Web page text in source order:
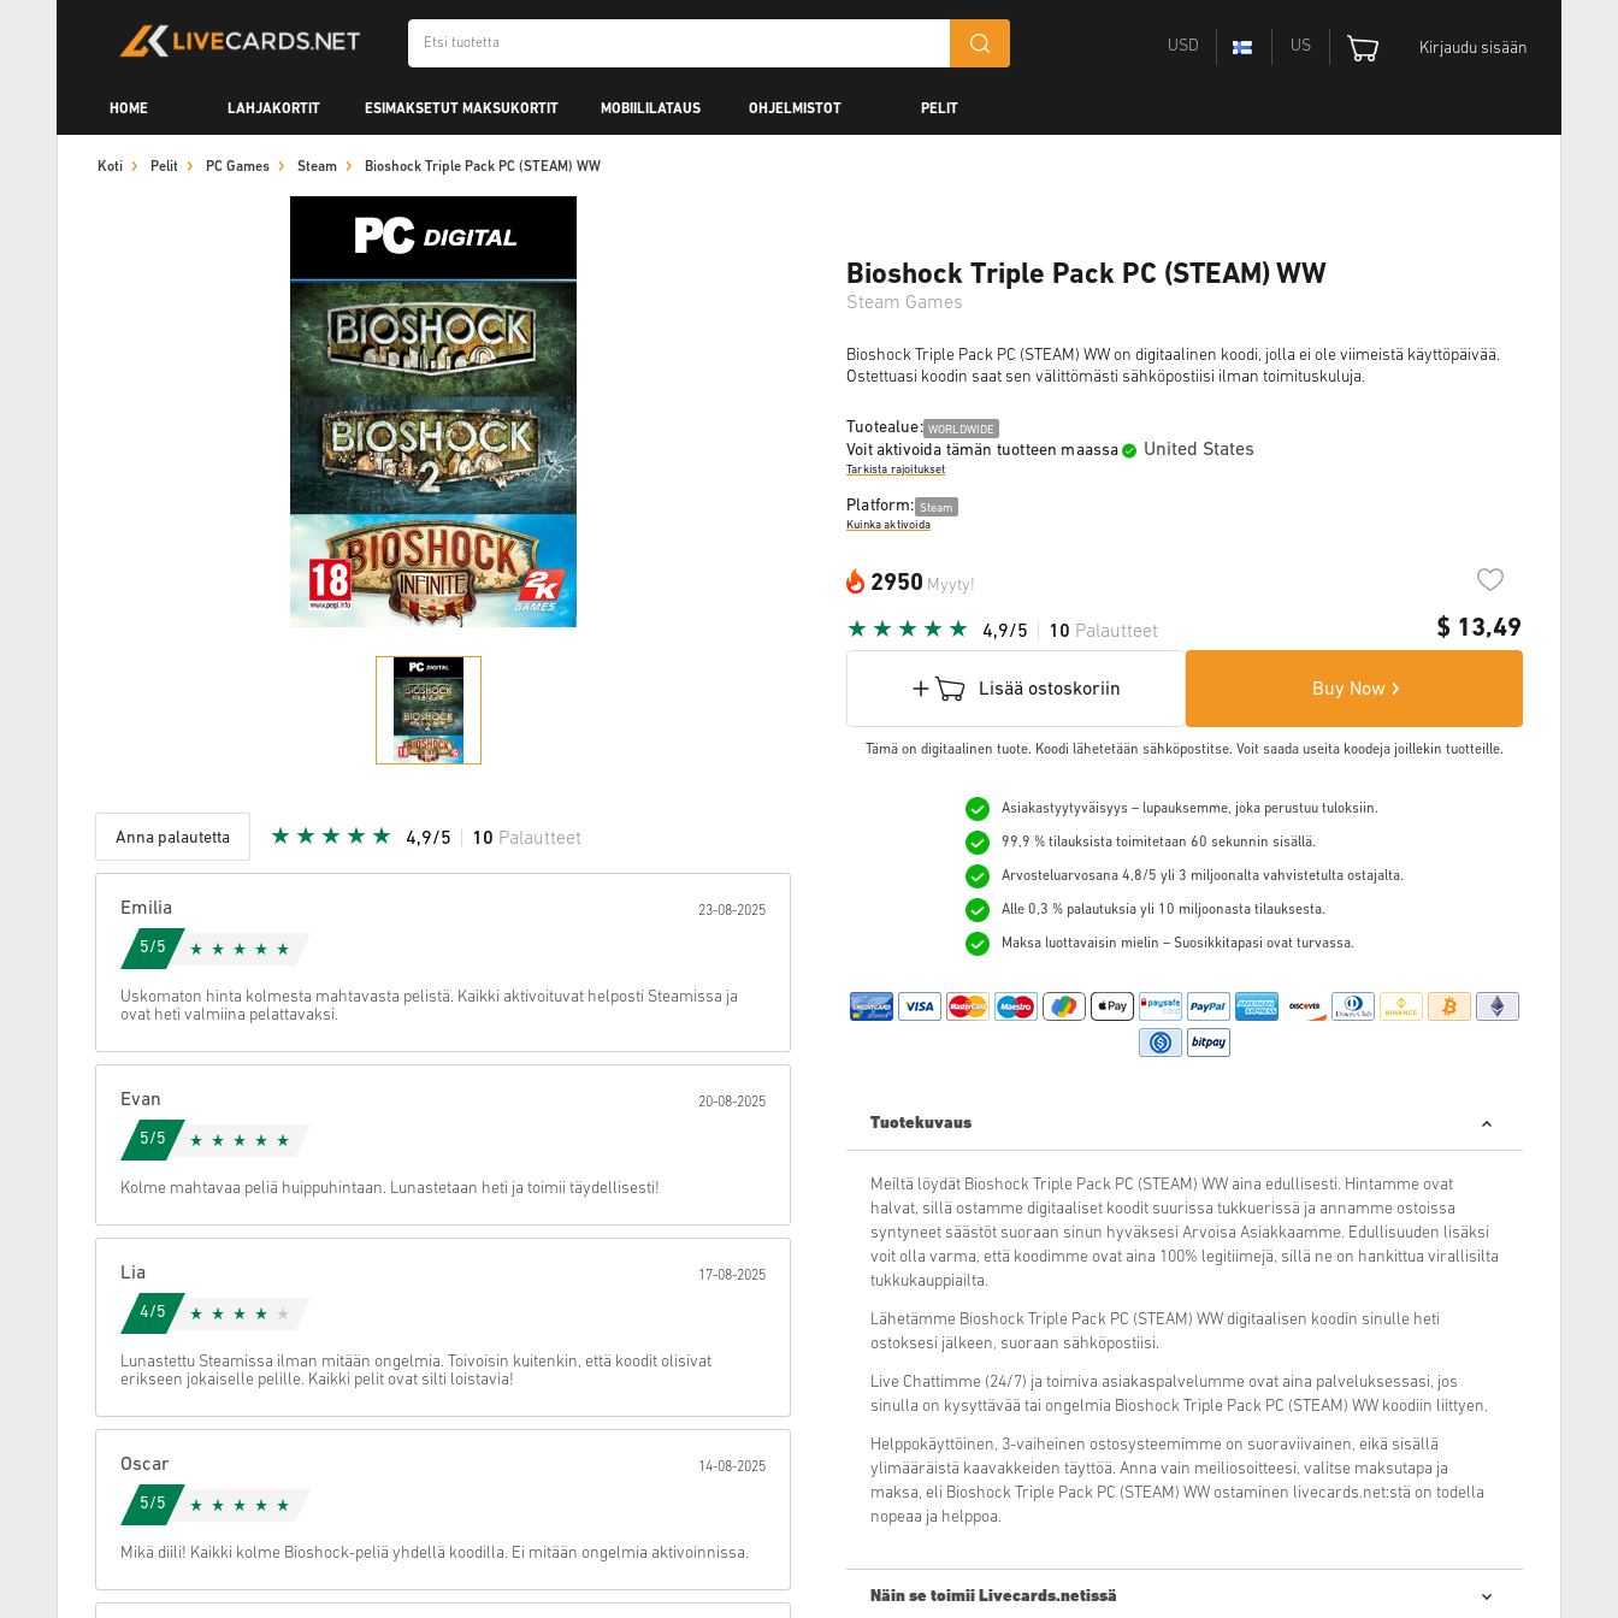
USD US Kirjaudu sisään
HOME LAHJAKORTIT ESIMAKSETUT MAKSUKORTIT MOBIILILATAUS OHJELMISTOT PELIT
Koti Pelit PC Games Steam Bioshock Triple Pack PC (STEAM) WW
Anna palautetta 4,9/5 10 Palautteet
Peruuta
Emilia 23-08-2025
5/5
Uskomaton hinta kolmesta mahtavasta pelistä. Kaikki aktivoituvat helposti Steamissa ja
ovat heti valmiina pelattavaksi.
Evan 20-08-2025
5/5
Kolme mahtavaa peliä huippuhintaan. Lunastetaan heti ja toimii täydellisesti!
Lia 17-08-2025
4/5
Lunastettu Steamissa ilman mitään ongelmia. Toivoisin kuitenkin, että koodit olisivat
erikseen jokaiselle pelille. Kaikki pelit ovat silti loistavia!
Oscar 14-08-2025
5/5
Mikä diili! Kaikki kolme Bioshock-peliä yhdellä koodilla. Ei mitään ongelmia aktivoinnissa.
Bioshock Triple Pack PC (STEAM) WW
Steam Games
Bioshock Triple Pack PC (STEAM) WW on digitaalinen koodi, jolla ei ole viimeistä käyttöpäivää.
Ostettuasi koodin saat sen välittömästi sähköpostiisi ilman toimituskuluja.
Tuotealue: WORLDWIDE
Voit aktivoida tämän tuotteen maassa United States
Tarkista rajoitukset
Platform: Steam
Kuinka aktivoida
2950 Myyty!
$ 13,49
4,9/5 10 Palautteet
Lisää ostoskoriin Buy Now
Tämä on digitaalinen tuote. Koodi lähetetään sähköpostitse. Voit saada useita koodeja joillekin tuotteille.
Asiakastyytyväisyys – lupauksemme, joka perustuu tuloksiin.
99,9 % tilauksista toimitetaan 60 sekunnin sisällä.
Arvosteluarvosana 4,8/5 yli 3 miljoonalta vahvistetulta ostajalta.
Alle 0,3 % palautuksia yli 10 miljoonasta tilauksesta.
Maksa luottavaisin mielin – Suosikkitapasi ovat turvassa.
Tuotekuvaus
Meiltä löydät Bioshock Triple Pack PC (STEAM) WW aina edullisesti. Hintamme ovat
halvat, sillä ostamme digitaaliset koodit suurissa tukkuerissä ja annamme ostoissa
syntyneet säästöt suoraan sinun hyväksesi Arvoisa Asiakkaamme. Edullisuuden lisäksi
voit olla varma, että koodimme ovat aina 100% legitiimejä, sillä ne on hankittua virallisilta
tukkukauppiailta.
Lähetämme Bioshock Triple Pack PC (STEAM) WW digitaalisen koodin sinulle heti
ostoksesi jälkeen, suoraan sähköpostiisi.
Live Chattimme (24/7) ja toimiva asiakaspalvelumme ovat aina palveluksessasi, jos
sinulla on kysyttävää tai ongelmia Bioshock Triple Pack PC (STEAM) WW koodiin liittyen.
Helppokäyttöinen, 3-vaiheinen ostosysteemimme on suoraviivainen, eikä sisällä
ylimääräistä kaavakkeiden täyttöä. Anna vain meiliosoitteesi, valitse maksutapa ja
maksa, eli Bioshock Triple Pack PC (STEAM) WW ostaminen livecards.net:stä on todella
nopeaa ja helppoa.
Näin se toimii Livecards.netissä